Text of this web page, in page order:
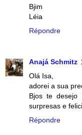
Bjim
Léia
Répondre
Anajá Schmitz
Olá Isa,
adorei a sua
Bjos te
surpresas e
Répondre